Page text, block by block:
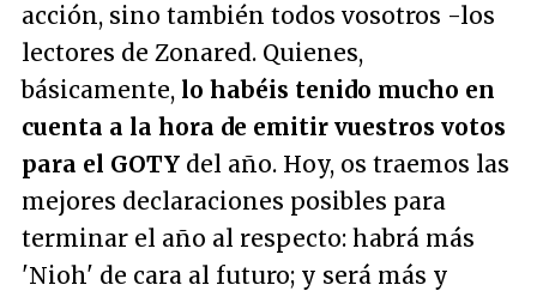
acción, sino también todos vosotros -los
lectores de Zonared. Quienes,
básicamente, lo habéis tenido mucho en
cuenta a la hora de emitir vuestros votos
para el GOTY del año. Hoy, os traemos las
mejores declaraciones posibles para
terminar el año al respecto: habrá más
'Nioh' de cara al futuro; y será más y